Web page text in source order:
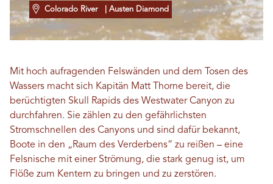
Colorado River | Austen Diamond
Mit hoch aufragenden Felswänden und dem Tosen des
Wassers macht sich Kapitän Matt Thorne bereit, die
berüchtigten Skull Rapids des Westwater Canyon zu
durchfahren. Sie zählen zu den gefährlichsten
Stromschnellen des Canyons und sind dafür bekannt,
Boote in den „Raum des Verderbens“ zu reißen – eine
Felsnische mit einer Strömung, die stark genug ist, um
Flöße zum Kentern zu bringen und zu zerstören.